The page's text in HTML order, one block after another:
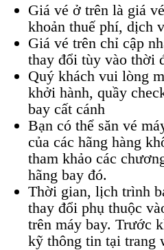
Giá vé ở trên là giá
khoản thuế phí, dịch
Giá vé trên chỉ cập
thay đổi tùy vào thời
Quý khách vui lòng
khởi hành, quầy
bay cất cánh
Bạn có thể săn vé
của các hãng hàng
tham khảo các
hãng bay đó.
Thời gian, lịch trình
thay đổi phụ thuộc
trên máy bay. Trước
kỹ thông tin tại trang